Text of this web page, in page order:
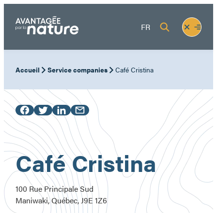
content
FR
Fermer
le
menu
Ouvrir
le
Accueil Service companies Café Cristina
Café Cristina
100 Rue Principale Sud
Maniwaki, Québec, J9E 1Z6